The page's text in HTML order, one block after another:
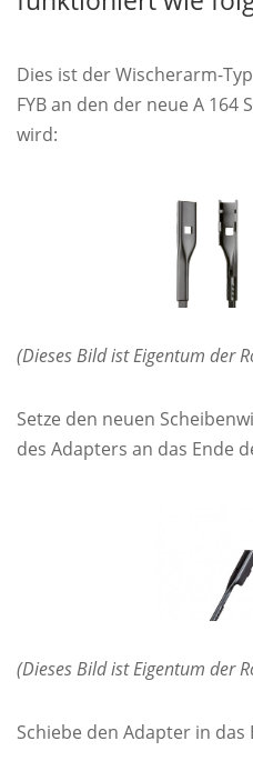
Dies ist der Wischerarm-
FYB an den der neue A
wird:
(Dieses Bild ist Eigentum der
Setze den neuen
des Adapters an das Ende
(Dieses Bild ist Eigentum der
Schiebe den Adapter in das